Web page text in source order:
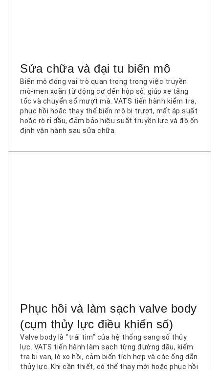
Sửa chữa và đại tu biến mô
Biến mô đóng vai trò quan trọng trong việc truyền
mô-men xoắn từ động cơ đến hộp số, giúp xe tăng
tốc và chuyển số mượt mà. VATS tiến hành kiểm tra,
phục hồi hoặc thay thế biến mô bị trượt, mất áp suất
hoặc rò rỉ dầu, đảm bảo hiệu suất truyền lực và độ ổn
định vận hành sau sửa chữa.
Phục hồi và làm sạch valve body
(cụm thủy lực điều khiển số)
Valve body là “trái tim” của hệ thống sang số thủy
lực. VATS tiến hành làm sạch từng đường dầu, kiểm
tra bi van, lò xo hồi, cảm biến tích hợp và các ống dẫn
thủy lực. Khi cần thiết, có thể thay mới hoặc phục hồi